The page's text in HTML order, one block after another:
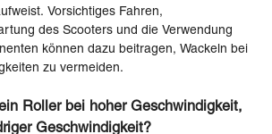
Vorsichtiges Fahren,
des Scooters und die Verwendung
können dazu beitragen, Wackeln bei
zu vermeiden.
Roller bei hoher Geschwindigkeit,
Geschwindigkeit?